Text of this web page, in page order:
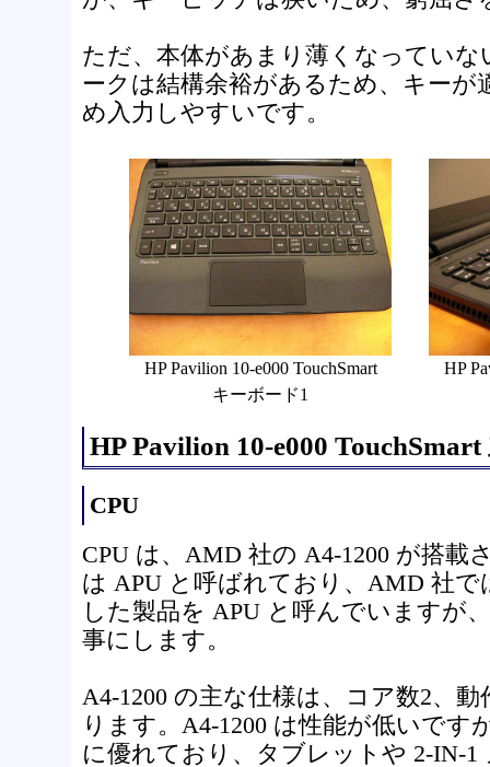
ただ、本体があまり薄くなってい
ークは結構余裕があるため、キーが
め入力しやすいです。
HP Pavilion 10-e000 TouchSmart
キーボード1
HP
HP Pavilion 10-e000
CPU
CPU は、AMD 社の A4-1200 が搭載
は APU と呼ばれており、AMD 社で
した製品を APU と呼んでいますが
事にします。
A4-1200 の主な仕様は、コア数2、動
ります。A4-1200 は性能が低いです
に優れており、タブレットや 2-IN-